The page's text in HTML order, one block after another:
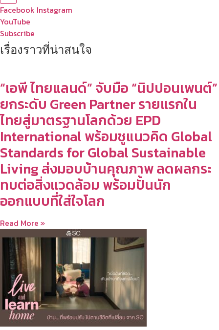
Facebook Instagram
YouTube
Subscribe
เรื่องราวที่น่าสนใจ
“เอพี ไทยแลนด์” จับมือ “นิปปอนเพนต์”
ยกระดับ Green Partner รายแรกใน
ไทยสู่มาตรฐานโลกด้วย EPD
International พร้อมชูแนวคิด Global
Standards for Global Sustainable
Living ส่งมอบบ้านคุณภาพ ลดผลกระ
ทบต่อสิ่งแวดล้อม พร้อมปั้นนัก
ออกแบบที่ใส่ใจโลก
Read More »